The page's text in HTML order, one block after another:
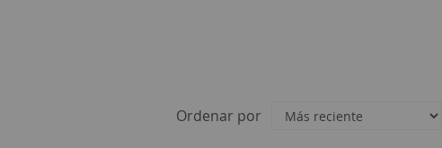
Ordenar por